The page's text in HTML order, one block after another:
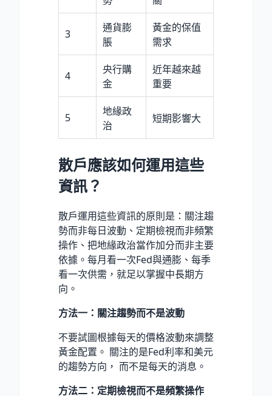
3
通貨膨
脹
黃金的保值
需求
4
央行購
金
近年越來越
重要
5
地緣政
治
短期影響大
散戶應該如何運用這些
資訊？
散戶運用這些資訊的原則是：關注趨
勢而非每日波動、定期檢視而非頻繁
操作、把地緣政治當作加分而非主要
依據。每月看一次Fed與通膨、每季
看一次供需，就足以掌握中長期方
向。
方法一：關注趨勢而不是波動
不要試圖根據每天的價格波動來調整
黃金配置。 關注的是Fed利率和美元
的趨勢方向， 而不是每天的消息。
方法二：定期檢視而不是頻繁操作